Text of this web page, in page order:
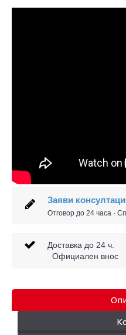
Заяви
Отговор до 24 часа ·
Доставка до 24 ч.
Официален внос